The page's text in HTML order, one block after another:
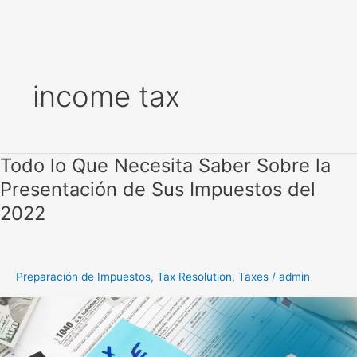
contentincome tax
Todo lo Que Necesita Saber Sobre la
Presentación de Sus Impuestos del
2022
Preparación de Impuestos, Tax Resolution, Taxes / admin
Todo
lo
Que
Necesita
Presentación
de
Sus
Impuestos
del